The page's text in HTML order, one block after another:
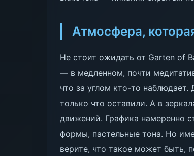
Атмосфера,
Не стоит ожидать от Garten of
— в медленном, почти
что за углом кто-то наблюдает.
только что оставили. А в
движений. Графика намеренно
формы, пастельные тона. Но
верите, что такое может быть,